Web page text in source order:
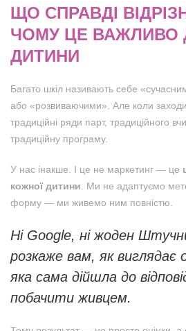
ЩО СПРАВДІ
ЧОМУ ЦЕ ВАЖЛИВО
ДИТИНИ
Багато шкіл називають себе
або «розвиваючими». Але коли
традиційні ряди парт, традиційного
традиційну програму.
У нас інакше. І це не маркетинг — це
кожної дитини . Ми не адаптуємо
форму — ми живемо ним повністю.
Ні Google, ні жоден
розкаже вам, як виглядає
яка сама дійшла до
побачити живцем.